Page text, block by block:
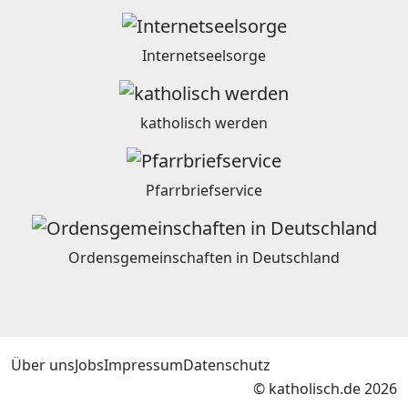
Internetseelsorge
katholisch werden
Pfarrbriefservice
Ordensgemeinschaften in Deutschland
Über unsJobsImpressumDatenschutz
© katholisch.de 2026